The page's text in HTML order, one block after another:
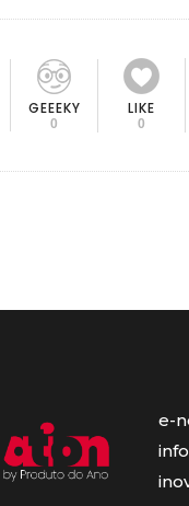
GEEEKY
0
LIKE
0
e-